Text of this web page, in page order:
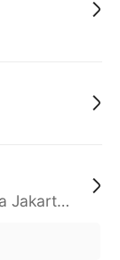
Daerah Khusus Ibukota Jakarta, Kota Jakarta Barat, Cengkareng, yy